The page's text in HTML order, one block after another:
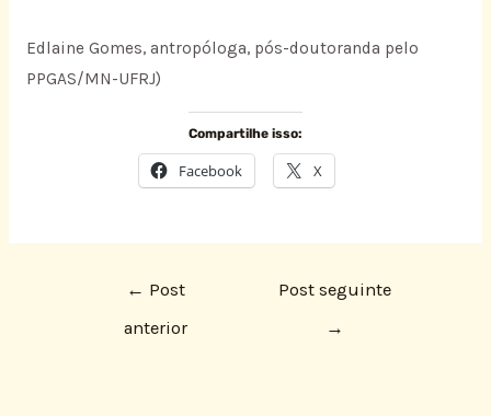
Edlaine Gomes, antropóloga, pós-doutoranda pelo
PPGAS/MN-UFRJ)
Compartilhe isso:
Facebook X
← Post
anterior
Post seguinte
→